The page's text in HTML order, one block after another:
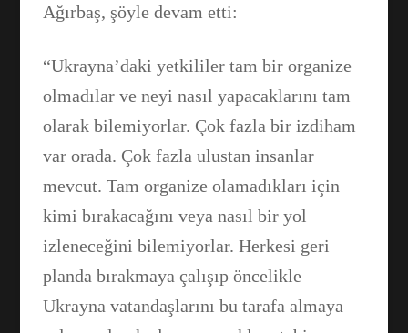
Ağırbaş, şöyle devam etti:
“Ukrayna’daki yetkililer tam bir organize
olmadılar ve neyi nasıl yapacaklarını tam
olarak bilemiyorlar. Çok fazla bir izdiham
var orada. Çok fazla ulustan insanlar
mevcut. Tam organize olamadıkları için
kimi bırakacağını veya nasıl bir yol
izleneceğini bilemiyorlar. Herkesi geri
planda bırakmaya çalışıp öncelikle
Ukrayna vatandaşlarını bu tarafa almaya